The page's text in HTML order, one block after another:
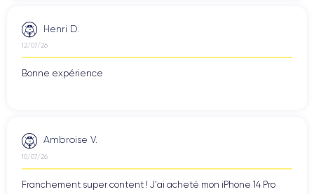
Henri D.
12/07/26
Bonne expérience
Ambroise V.
10/07/26
Franchement super content ! J'ai acheté mon iPhone 14 Pro